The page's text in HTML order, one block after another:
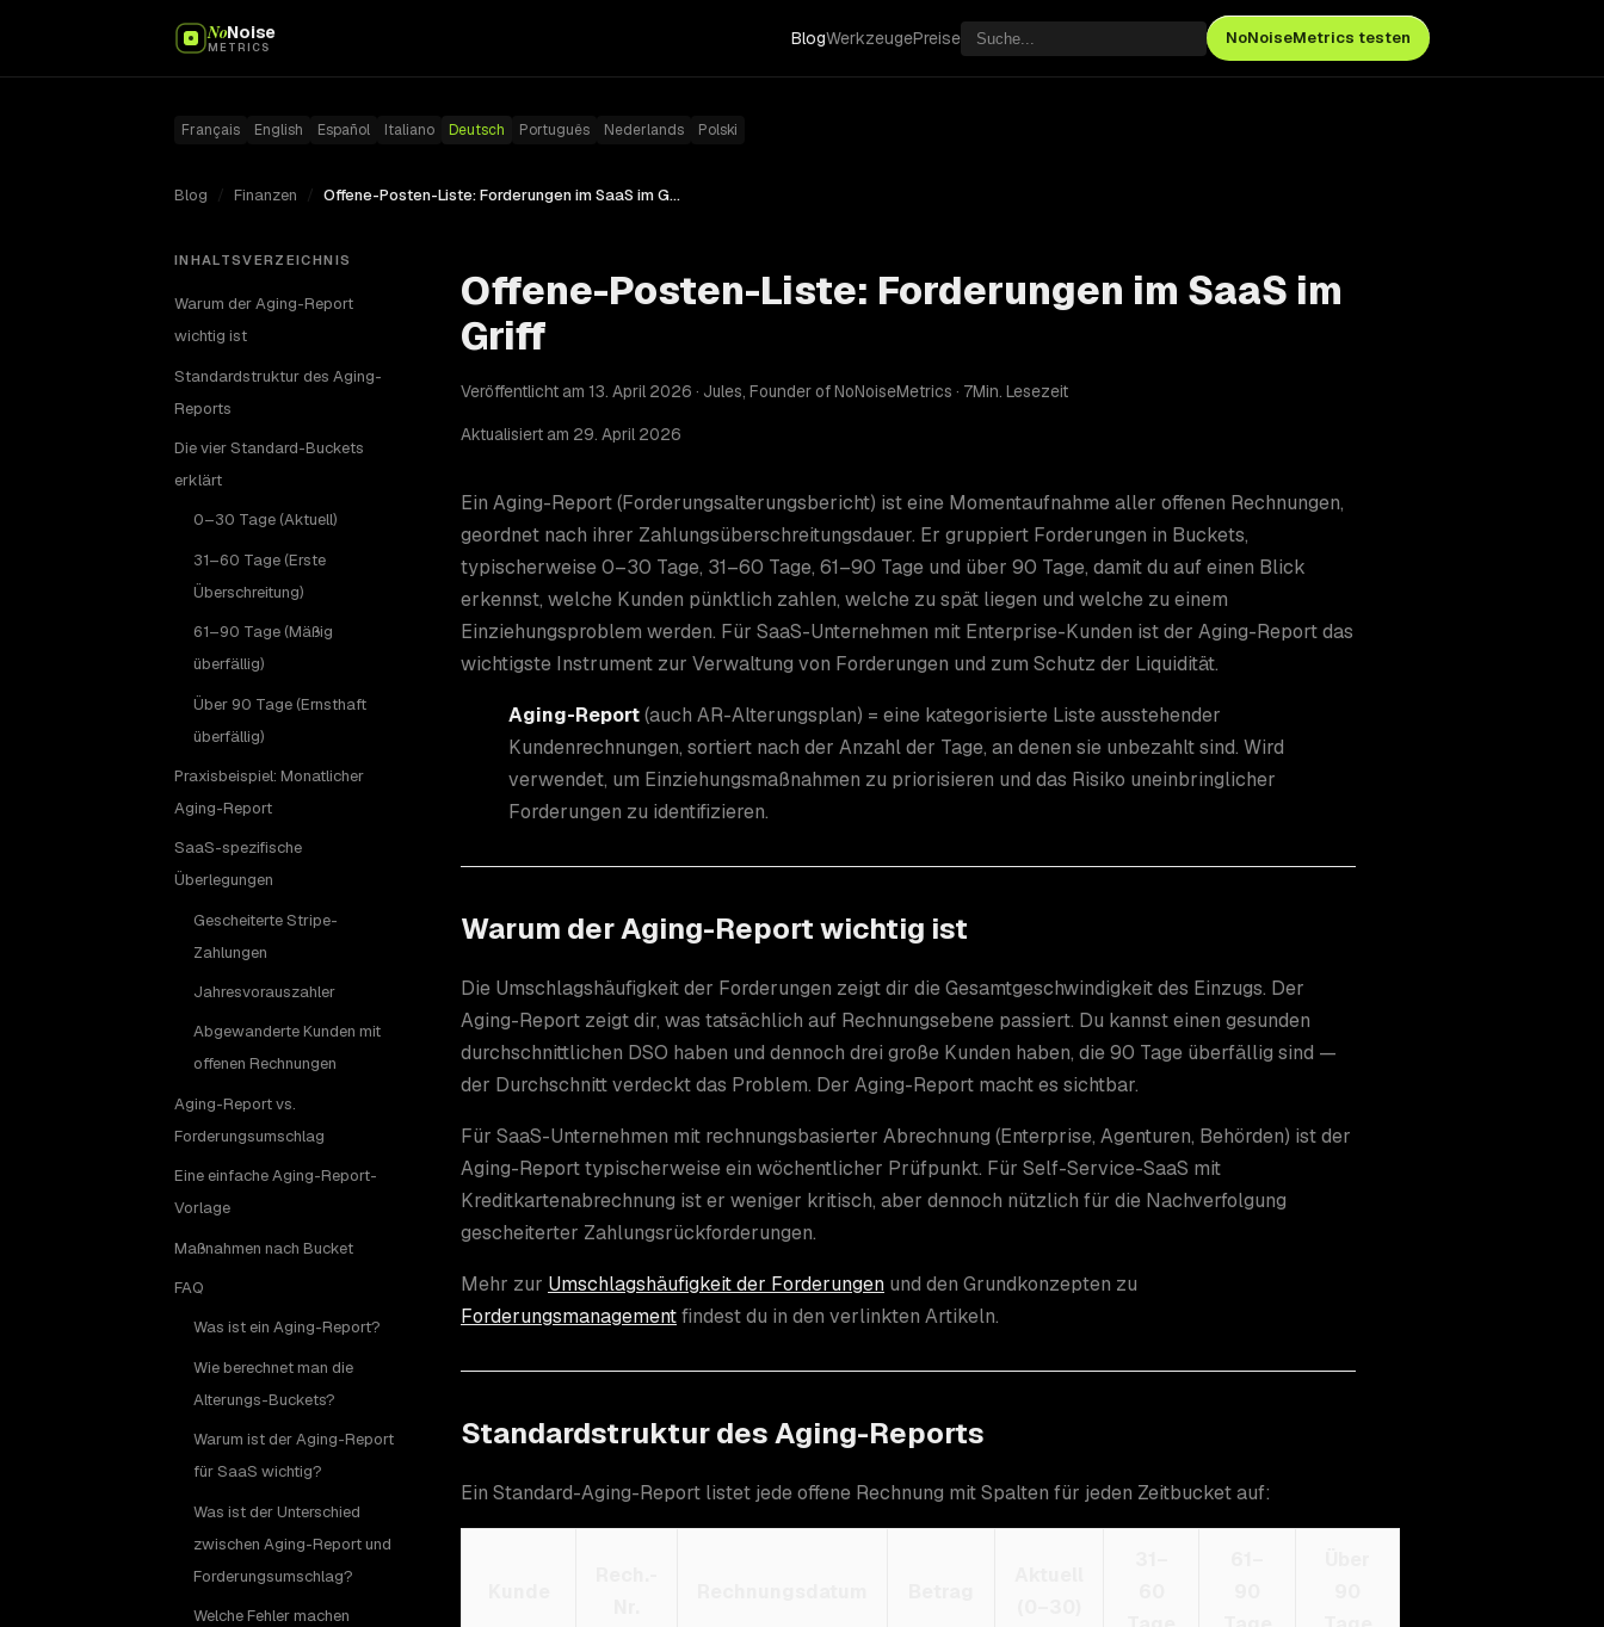
NoNoise
METRICS BlogWerkzeugePreise NoNoiseMetrics testen
Français English Español Italiano Deutsch Português Nederlands Polski
Blog / Finanzen / Offene-Posten-Liste: Forderungen im SaaS im Griff
INHALTSVERZEICHNIS
Warum der Aging-Report
wichtig ist
Standardstruktur des Aging-
Reports
Die vier Standard-Buckets
erklärt
0–30 Tage (Aktuell)
31–60 Tage (Erste
Überschreitung)
61–90 Tage (Mäßig
überfällig)
Über 90 Tage (Ernsthaft
überfällig)
Praxisbeispiel: Monatlicher
Aging-Report
SaaS-spezifische
Überlegungen
Gescheiterte Stripe-
Zahlungen
Jahresvorauszahler
Abgewanderte Kunden mit
offenen Rechnungen
Aging-Report vs.
Forderungsumschlag
Eine einfache Aging-Report-
Vorlage
Maßnahmen nach Bucket
FAQ
Was ist ein Aging-Report?
Wie berechnet man die
Alterungs-Buckets?
Warum ist der Aging-Report
für SaaS wichtig?
Was ist der Unterschied
zwischen Aging-Report und
Forderungsumschlag?
Welche Fehler machen
Offene-Posten-Liste: Forderungen im SaaS im
Griff
Veröffentlicht am 13. April 2026 · Jules, Founder of NoNoiseMetrics · 7Min. Lesezeit
Aktualisiert am 29. April 2026
Ein Aging-Report (Forderungsalterungsbericht) ist eine Momentaufnahme aller offenen Rechnungen,
geordnet nach ihrer Zahlungsüberschreitungsdauer. Er gruppiert Forderungen in Buckets,
typischerweise 0–30 Tage, 31–60 Tage, 61–90 Tage und über 90 Tage, damit du auf einen Blick
erkennst, welche Kunden pünktlich zahlen, welche zu spät liegen und welche zu einem
Einziehungsproblem werden. Für SaaS-Unternehmen mit Enterprise-Kunden ist der Aging-Report das
wichtigste Instrument zur Verwaltung von Forderungen und zum Schutz der Liquidität.
Aging-Report(auch AR-Alterungsplan) = eine kategorisierte Liste ausstehender
Kundenrechnungen, sortiert nach der Anzahl der Tage, an denen sie unbezahlt sind. Wird
verwendet, um Einziehungsmaßnahmen zu priorisieren und das Risiko uneinbringlicher
Forderungen zu identifizieren.
Warum der Aging-Report wichtig ist
Die Umschlagshäufigkeit der Forderungen zeigt dir die Gesamtgeschwindigkeit des Einzugs. Der
Aging-Report zeigt dir, was tatsächlich auf Rechnungsebene passiert. Du kannst einen gesunden
durchschnittlichen DSO haben und dennoch drei große Kunden haben, die 90 Tage überfällig sind —
der Durchschnitt verdeckt das Problem. Der Aging-Report macht es sichtbar.
Für SaaS-Unternehmen mit rechnungsbasierter Abrechnung (Enterprise, Agenturen, Behörden) ist der
Aging-Report typischerweise ein wöchentlicher Prüfpunkt. Für Self-Service-SaaS mit
Kreditkartenabrechnung ist er weniger kritisch, aber dennoch nützlich für die Nachverfolgung
gescheiterter Zahlungsrückforderungen.
Mehr zur Umschlagshäufigkeit der Forderungen und den Grundkonzepten zu
Forderungsmanagementfindest du in den verlinkten Artikeln.
Standardstruktur des Aging-Reports
Ein Standard-Aging-Report listet jede offene Rechnung mit Spalten für jeden Zeitbucket auf: